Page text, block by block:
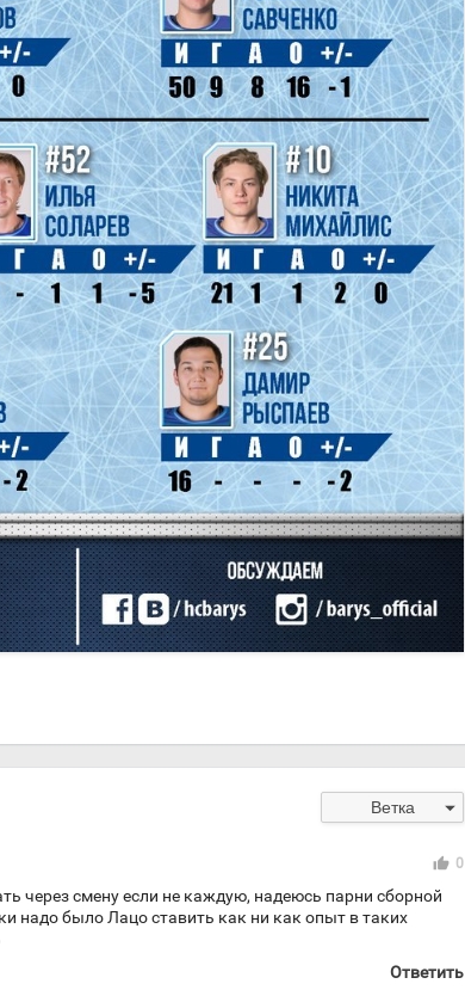
Ветка arrow_drop_down
thumb_up 0
через смену если не каждую, надеюсь парни сборной
надо было Лацо ставить как ни как опыт в таких
Ответить